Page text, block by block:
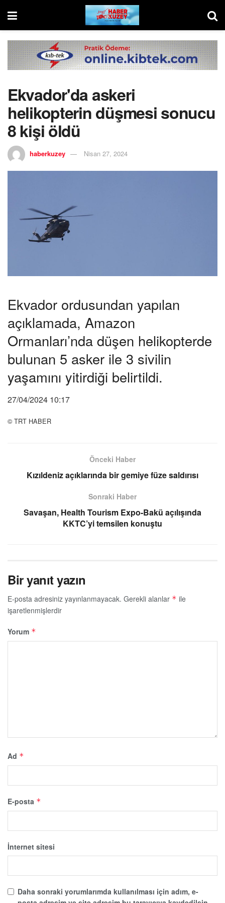
Ekvador'da askeri
helikopterin düşmesi sonucu
8 kişi öldü
haberkuzey Nisan 27, 2024
Ekvador ordusundan yapılan
açıklamada, Amazon
Ormanları’nda düşen helikopterde
bulunan 5 asker ile 3 sivilin
yaşamını yitirdiği belirtildi.
27/04/2024 10:17
© TRT HABER
Önceki Haber
Kızıldeniz açıklarında bir gemiye füze saldırısı
Sonraki Haber
Savaşan, Health Tourism Expo-Bakü açılışında
KKTC’yi temsilen konuştu
Bir yanıt yazın
E-posta adresiniz yayınlanmayacak. Gerekli alanlar * ile
işaretlenmişlerdir
Yorum *
Ad *
E-posta *
İnternet sitesi
Daha sonraki yorumlarımda kullanılması için adım, e-